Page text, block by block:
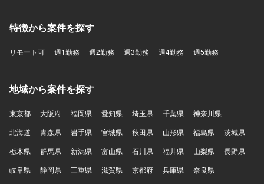
特徴から案件を探す
リモート可 週1勤務 週2勤務 週3勤務 週4勤務 週5勤務
地域から案件を探す
東京都 大阪府 福岡県 愛知県 埼玉県 千葉県
神奈川県
北海道
青森県 岩手県 宮城県 秋田県 山形県 福島県
茨城県
栃木県
群馬県 新潟県 富山県 石川県 福井県 山梨県
長野県
岐阜県
静岡県 三重県 滋賀県 京都府 兵庫県
奈良県